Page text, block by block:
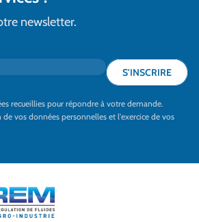
newsletter.
S'INSCRIRE
recueillies pour répondre à votre demande.
de vos données personnelles et l'exercice de vos